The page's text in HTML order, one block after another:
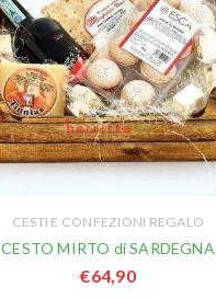
CESTI E CONFEZIONI REGALO
CESTO MIRTO di SARDEGNA
€64,90